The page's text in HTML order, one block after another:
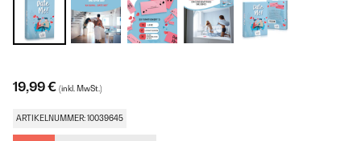
19,99 € (inkl. MwSt.)
ARTIKELNUMMER: 10039645